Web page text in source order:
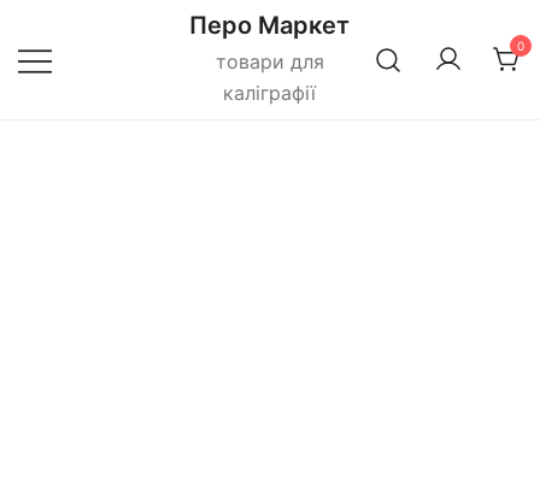
до
вмісту
Перо Маркет
товари для
каліграфії
0